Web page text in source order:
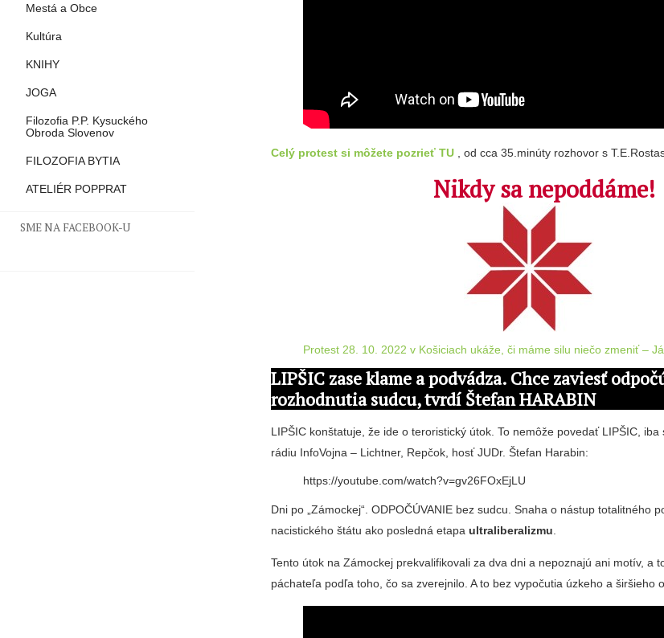
Mestá a Obce
Kultúra
KNIHY
JOGA
Filozofia P.P. Kysuckého
Obroda Slovenov
FILOZOFIA BYTIA
ATELIÉR POPPRAT
SME NA FACEBOOK-U
Celý protest si môžete pozrieť TU , od cca 35.minúty rozhovor s
Nikdy sa nepoddáme!
Protest 28. 10. 2022 v Košiciach ukáže, či máme silu niečo zmeniť –
LIPŠIC zase klame a podvádza. Chce zaviesť
rozhodnutia sudcu, tvrdí Štefan HARABIN
LIPŠIC konštatuje, že ide o teroristický útok. To nemôže povedať LIPŠIC,
rádiu InfoVojna – Lichtner, Repčok, hosť JUDr. Štefan Harabin:
https://youtube.com/watch?v=gv26FOxEjLU
Dni po „Zámockej“. ODPOČÚVANIE bez sudcu. Snaha o nástup totalitného
nacistického štátu ako posledná etapaultraliberalizmu
Tento útok na Zámockej prekvalifikovali za dva dni a nepoznajú ani motív, a
páchateľa podľa toho, čo sa zverejnilo. A to bez vypočutia úzkeho a širšieho